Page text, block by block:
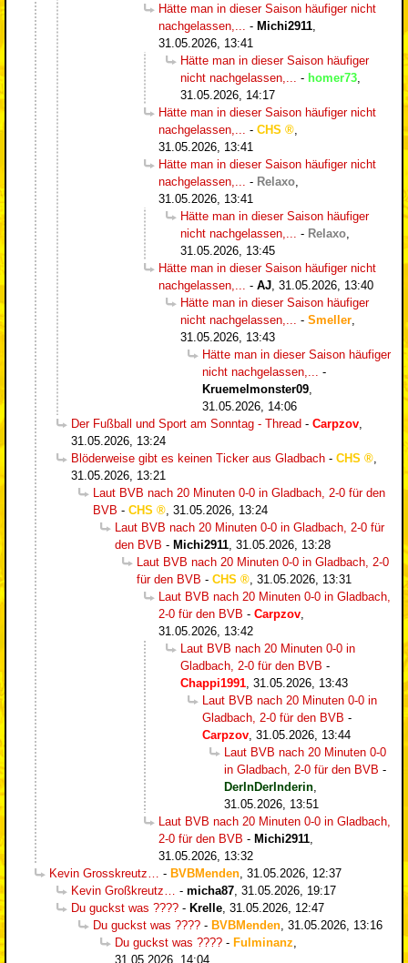
Hätte man in dieser Saison häufiger nicht
nachgelassen,... - Michi2911,
31.05.2026, 13:41
Hätte man in dieser Saison häufiger
nicht nachgelassen,... - homer73,
31.05.2026, 14:17
Hätte man in dieser Saison häufiger nicht
nachgelassen,... - CHS
,
31.05.2026, 13:41
Hätte man in dieser Saison häufiger nicht
nachgelassen,... - Relaxo,
31.05.2026, 13:41
Hätte man in dieser Saison häufiger
nicht nachgelassen,... - Relaxo,
31.05.2026, 13:45
Hätte man in dieser Saison häufiger nicht
nachgelassen,... - AJ, 31.05.2026, 13:40
Hätte man in dieser Saison häufiger
nicht nachgelassen,... - Smeller,
31.05.2026, 13:43
Hätte man in dieser Saison häufiger
nicht nachgelassen,... -
Kruemelmonster09,
31.05.2026, 14:06
Der Fußball und Sport am Sonntag - Thread - Carpzov,
31.05.2026, 13:24
Blöderweise gibt es keinen Ticker aus Gladbach - CHS
,
31.05.2026, 13:21
Laut BVB nach 20 Minuten 0-0 in Gladbach, 2-0 für den
BVB - CHS , 31.05.2026, 13:24
Laut BVB nach 20 Minuten 0-0 in Gladbach, 2-0 für
den BVB - Michi2911, 31.05.2026, 13:28
Laut BVB nach 20 Minuten 0-0 in Gladbach, 2-0
für den BVB - CHS , 31.05.2026, 13:31
Laut BVB nach 20 Minuten 0-0 in Gladbach,
2-0 für den BVB - Carpzov,
31.05.2026, 13:42
Laut BVB nach 20 Minuten 0-0 in
Gladbach, 2-0 für den BVB -
Chappi1991, 31.05.2026, 13:43
Laut BVB nach 20 Minuten 0-0 in
Gladbach, 2-0 für den BVB -
Carpzov, 31.05.2026, 13:44
Laut BVB nach 20 Minuten 0-0
in Gladbach, 2-0 für den BVB -
DerInDerInderin,
31.05.2026, 13:51
Laut BVB nach 20 Minuten 0-0 in Gladbach,
2-0 für den BVB - Michi2911,
31.05.2026, 13:32
Kevin Grosskreutz… - BVBMenden, 31.05.2026, 12:37
Kevin Großkreutz… - micha87, 31.05.2026, 19:17
Du guckst was ???? - Krelle, 31.05.2026, 12:47
Du guckst was ???? - BVBMenden, 31.05.2026, 13:16
Du guckst was ???? - Fulminanz,
31.05.2026, 14:04